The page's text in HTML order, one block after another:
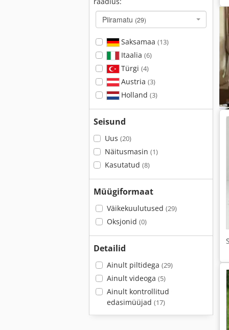
Piiramatu (29)
Saksamaa (13)
Itaalia (6)
Türgi (4)
Austria (3)
Holland (3)
Seisund
Uus (20)
Näitusmasin (1)
Kasutatud (8)
Müügiformaat
Väikekuulutused (29)
Oksjonid (0)
Detailid
Ainult piltidega (29)
Ainult videoga (5)
Ainult kontrollitud
edasimüüjad (17)